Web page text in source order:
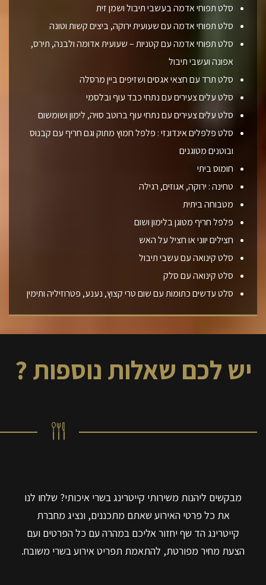
סלט תפוחי אדמה בעשבי תיבול ושמן זית
סלט תפוחי אדמה עם שעועית ירוקה, ביצים קשות וטונה
סלט תפוחי אדמה עם קטניות – שעועית אדומה ולבנה, תירס,
אפונה ועשבי תיבול
סלט תרד עם חצאי אגסים ושזיפים ביין מרסלה
סלט עלים צעירים עם נתחי כבד עוף ובלסמי
סלט עלים צעירים עם נתחי עוף ברוטב סויה, לימון ושומשום
סלט פלפלים אינדונזי : פלפל חמוץ מתוק וגם חריף עם קבנוס
ובוטנים מטוגנים
חומוס ביתי
טחינה : ירוקה, אגוזים, רגילה
מטבוחה ביתית
פלפל חריף מטוגן בלימון ושום
חצילים יווני או חציל על האש
סלט קינואה עם עשבי תיבול
סלט קינואה עם סלק
סלט עדשים כתומות עם שום טרי קצוץ, נענע, פטרוזיליה ותימין
יש לכם שאלות נוספות ?
מבקשים ליהנות משירותי קייטרינג בשרי איכותי? שלחו לנו
את כל פרטי האירוע שאתם מתכננים, ונציג מחברת
קייטרינג הד שף יחזור אליכם במהרה עם כל הפרטים ועם
הצעת מחיר מפורטת, להתאמת תפריט אירוע בשרי משובח.